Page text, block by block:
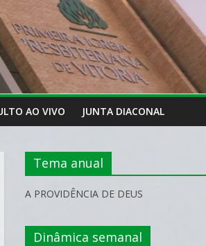
AO VIVO JUNTA DIACONAL
Tema anual
A PROVIDÊNCIA DE DEUS
Dinâmica semanal